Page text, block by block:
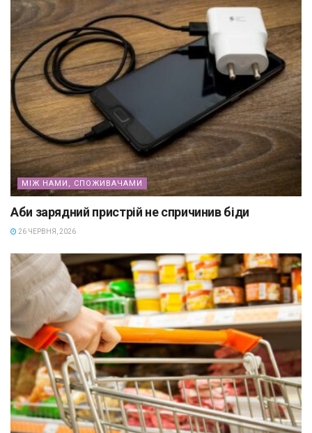
МІЖ НАМИ, СПОЖИВАЧАМИ
Аби зарядний пристрій не спричинив біди
26 ЧЕРВНЯ, 2026